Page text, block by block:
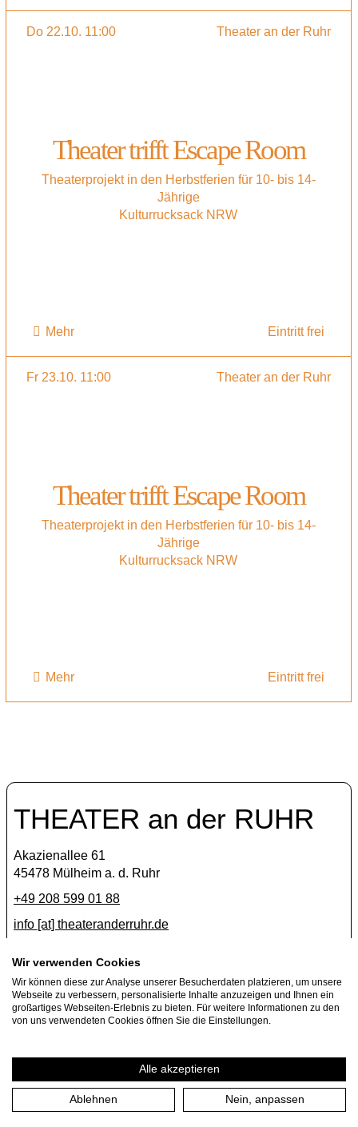
Do 22.10. 11:00 Theater an der Ruhr
Theater trifft Escape Room
Theaterprojekt in den Herbstferien für 10- bis 14-
Jährige
Kulturrucksack NRW
Mehr Eintritt frei
Fr 23.10. 11:00 Theater an der Ruhr
Theater trifft Escape Room
Theaterprojekt in den Herbstferien für 10- bis 14-
Jährige
Kulturrucksack NRW
Mehr Eintritt frei
THEATER an der RUHR
Akazienallee 61
45478 Mülheim a. d. Ruhr
+49 208 599 01 88
info [​at​] theateranderruhr.de
Facebook
Instagram
Newsletter
Datenschutzerklärung Cookie-Einstellungen
Wir verwenden Cookies
Wir können diese zur Analyse unserer Besucherdaten platzieren, um unsere
Webseite zu verbessern, personalisierte Inhalte anzuzeigen und Ihnen ein
großartiges Webseiten-Erlebnis zu bieten. Für weitere Informationen zu den
von uns verwendeten Cookies öffnen Sie die Einstellungen.
Alle akzeptieren
Ablehnen Nein, anpassen